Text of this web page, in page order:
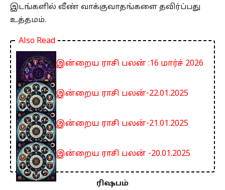
இடங்களில் வீண் வாக்குவாதங்களை தவிர்ப்பது
உத்தமம்.
Also Read
இன்றைய ராசி பலன் :16 மார்ச் 2026
இன்றைய ராசி பலன்-22.01.2025
இன்றைய ராசி பலன்-21.01.2025
இன்றைய ராசி பலன் -20.01.2025
ரிஷபம்